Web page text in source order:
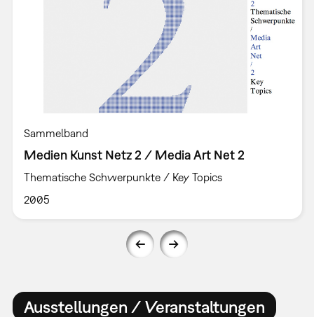
Sammelband
Medien Kunst Netz 2 / Media Art Net 2
Thematische Schwerpunkte / Key Topics
2005
Ausstellungen / Veranstaltungen